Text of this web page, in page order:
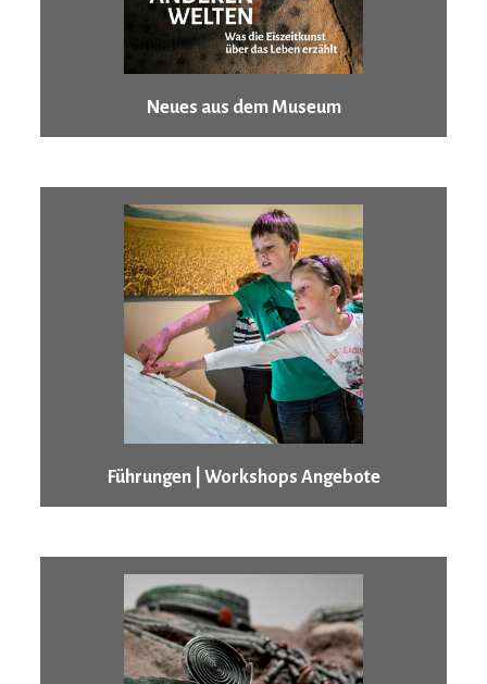
Neues aus dem Museum
Führungen | Workshops Angebote